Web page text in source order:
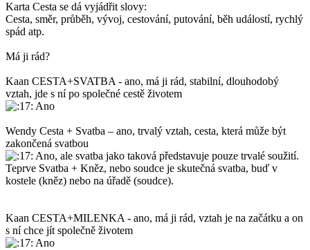
Karta Cesta se dá vyjádřit slovy:
Cesta, směr, průběh, vývoj, cestování, putování, běh událostí, rychlý
spád atp.
Má ji rád?
Kaan CESTA+SVATBA - ano, má ji rád, stabilní, dlouhodobý
vztah, jde s ní po společné cestě životem
Ano
Wendy Cesta + Svatba – ano, trvalý vztah, cesta, která může být
zakončená svatbou
Ano, ale svatba jako taková představuje pouze trvalé soužití.
Teprve Svatba + Kněz, nebo soudce je skutečná svatba, buď v
kostele (kněz) nebo na úřadě (soudce).
Kaan CESTA+MILENKA - ano, má ji rád, vztah je na začátku a on
s ní chce jít společně životem
Ano